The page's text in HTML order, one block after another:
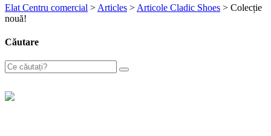
Elat Centru comercial > Articles > Articole Cladic Shoes > Colecție
nouă!
Căutare